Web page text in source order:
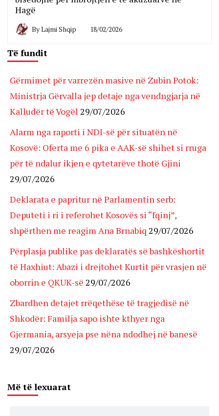
Hagë
ByLajmi Shqip 18/02/2026
Të fundit
Gërmimet për varrezën masive në Zubin Potok:
Ministrja Gërvalla jep detaje nga vendngjarja në
Kalludër të Vogël 29/07/2026
Alarm nga raporti i NDI-së për situatën në
Kosovë: Oferta me 6 pika e AAK-së shihet si rruga
për të ndalur ikjen e qytetarëve thotë Gjini
29/07/2026
Deklarata e papritur në Parlamentin serb:
Deputeti i ri i referohet Kosovës si “fqinj”,
shpërthen me reagim Ana Brnabiq 29/07/2026
Përplasja publike pas deklaratës së bashkëshortit
të Haxhiut: Abazi i drejtohet Kurtit për vrasjen në
oborrin e QKUK-së 29/07/2026
Zbardhen detajet rrëqethëse të tragjedisë në
Shkodër: Familja sapo ishte kthyer nga
Gjermania, arsyeja pse nëna ndodhej në banesë
29/07/2026
Më të lexuarat